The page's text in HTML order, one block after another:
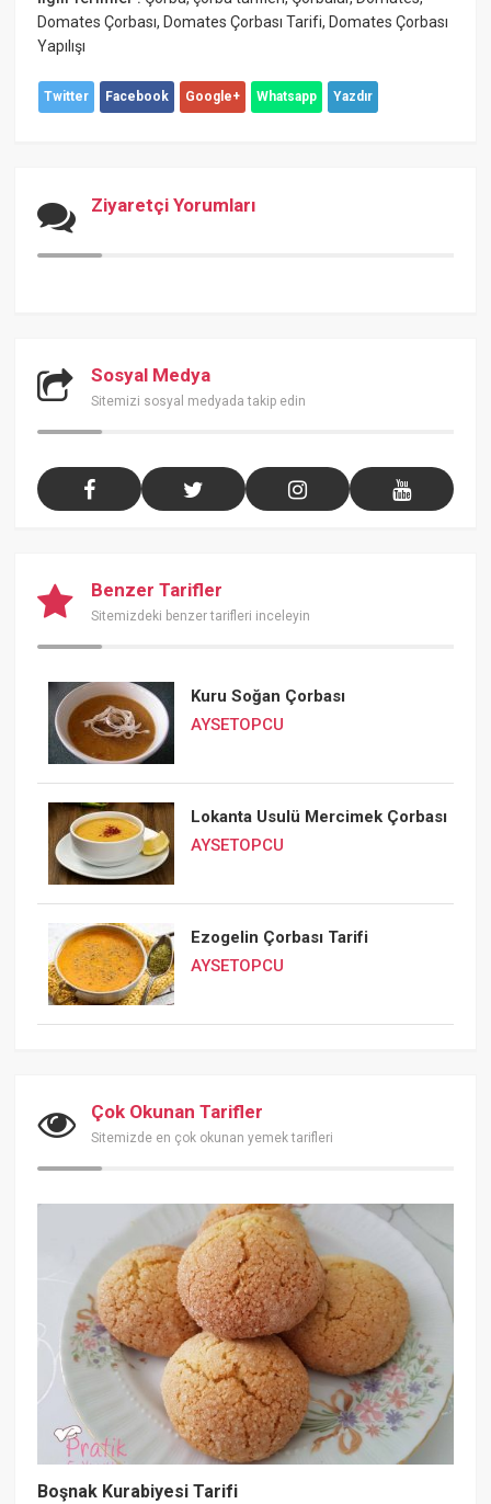
Domates Çorbası, Domates Çorbası Tarifi, Domates Çorbası
Yapılışı
Twitter Facebook Google+ Whatsapp Yazdır
Ziyaretçi Yorumları
Sosyal Medya
Sitemizi sosyal medyada takip edin
Benzer Tarifler
Sitemizdeki benzer tarifleri inceleyin
Kuru Soğan Çorbası
AYSETOPCU
Lokanta Usulü Mercimek Çorbası
AYSETOPCU
Ezogelin Çorbası Tarifi
AYSETOPCU
Çok Okunan Tarifler
Sitemizde en çok okunan yemek tarifleri
Boşnak Kurabiyesi Tarifi